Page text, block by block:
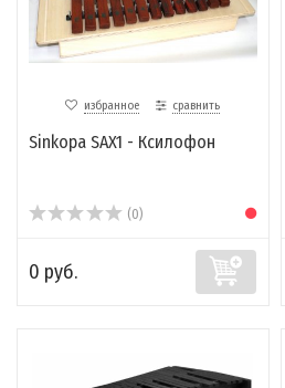
избранное сравнить
Sinkopa SAX1 - Ксилофон
(0)
0 руб.